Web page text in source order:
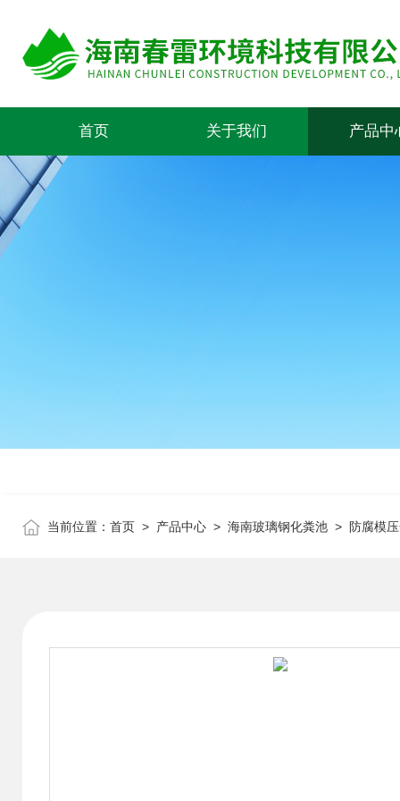
首页 关于我们 产品中
当前位置： 首页 > 产品中心 > 海南玻璃钢化粪池 > 防腐模